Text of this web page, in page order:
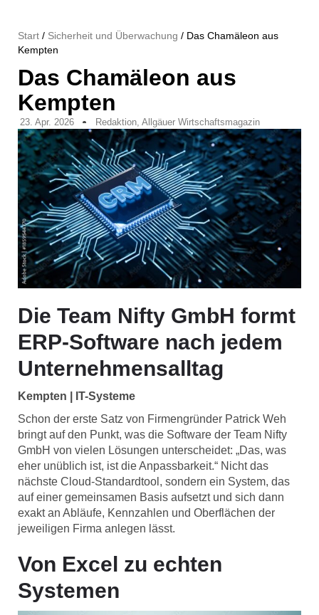
Start / Sicherheit und Überwachung / Das Chamäleon aus
Kempten
Das Chamäleon aus
Kempten
23. Apr. 2026 Redaktion, Allgäuer Wirtschaftsmagazin
Die Team Nifty GmbH formt
ERP-Software nach jedem
Unternehmensalltag
Kempten | IT-Systeme
Schon der erste Satz von Firmengründer Patrick Weh
bringt auf den Punkt, was die Software der Team Nifty
GmbH von vielen Lösungen unterscheidet: „Das, was
eher unüblich ist, ist die Anpassbarkeit.“ Nicht das
nächste Cloud-Standardtool, sondern ein System, das
auf einer gemeinsamen Basis aufsetzt und sich dann
exakt an Abläufe, Kennzahlen und Oberflächen der
jeweiligen Firma anlegen lässt.
Von Excel zu echten
Systemen